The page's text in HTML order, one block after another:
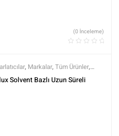
(0 İnceleme)
, Markalar, Tüm Ürünler,
Solvent Bazlı Uzun Süreli